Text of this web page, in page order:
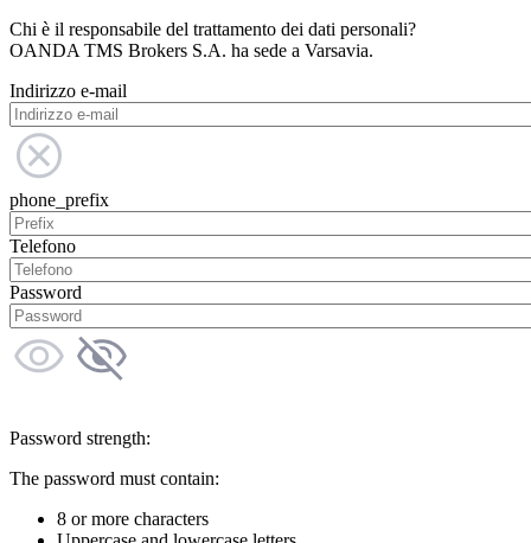
Chi è il responsabile del trattamento dei dati personali?
OANDA TMS Brokers S.A. ha sede a Varsavia.
Indirizzo e-mail
phone_prefix
Telefono
Password
Password strength:
The password must contain:
8 or more characters